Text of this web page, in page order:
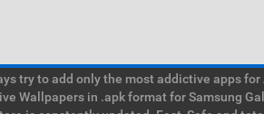
try to add only the most addictive apps
Wallpapers in .apk format for Samsung